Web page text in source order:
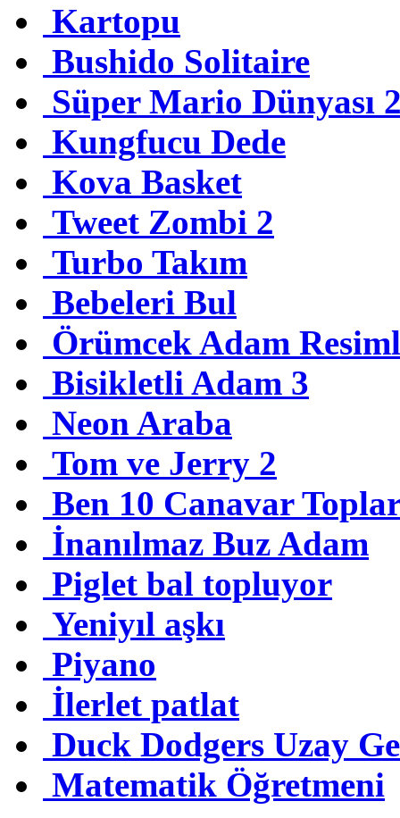
Kartopu
Bushido Solitaire
Süper Mario Dünyası
Kungfucu Dede
Kova Basket
Tweet Zombi 2
Turbo Takım
Bebeleri Bul
Örümcek Adam
Bisikletli Adam 3
Neon Araba
Tom ve Jerry 2
Ben 10 Canavar
İnanılmaz Buz Adam
Piglet bal topluyor
Yeniyıl aşkı
Piyano
İlerlet patlat
Duck Dodgers Uzay
Matematik Öğretmeni